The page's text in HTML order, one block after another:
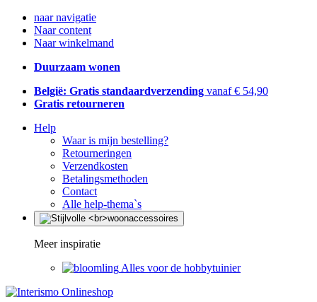
naar navigatie
Naar content
Naar winkelmand
Duurzaam wonen
België: Gratis standaardverzending vanaf € 54,90
Gratis retourneren
Help
Waar is mijn bestelling?
Retourneringen
Verzendkosten
Betalingsmethoden
Contact
Alle help-thema`s
Meer inspiratie
Alles voor de hobbytuinier